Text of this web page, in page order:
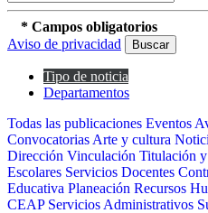
* Campos obligatorios
Aviso de privacidad
Buscar
Tipo de noticia
Departamentos
Todas las publicaciones Eventos
Convocatorias Arte y cultura
Dirección Vinculación Titulación
Escolares Servicios Docentes
Educativa Planeación Recursos
CEAP Servicios Administrativos